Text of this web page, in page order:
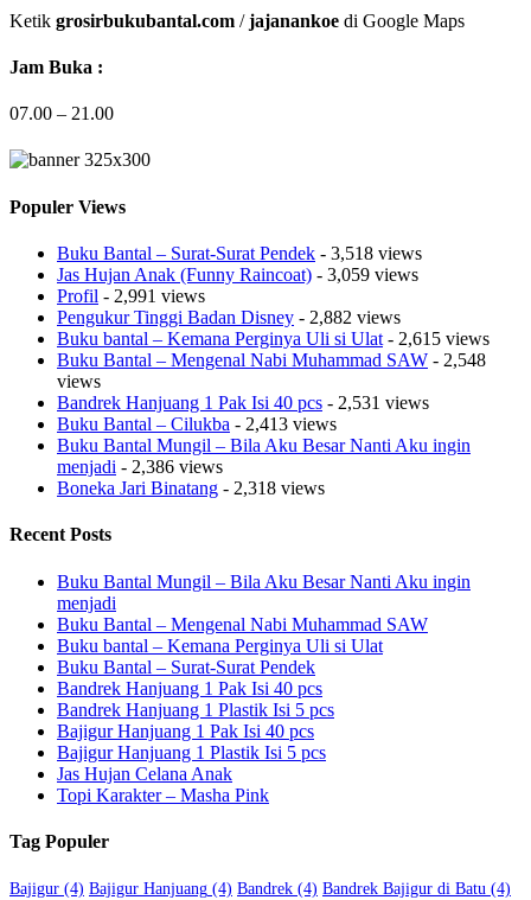
Ketik grosirbukubantal.com /jajanankoe di Google Maps
Jam Buka :
07.00 – 21.00
Populer Views
Buku Bantal – Surat-Surat Pendek - 3,518 views
Jas Hujan Anak (Funny Raincoat) - 3,059 views
Profil - 2,991 views
Pengukur Tinggi Badan Disney - 2,882 views
Buku bantal – Kemana Perginya Uli si Ulat - 2,615 views
Buku Bantal – Mengenal Nabi Muhammad SAW - 2,548
views
Bandrek Hanjuang 1 Pak Isi 40 pcs - 2,531 views
Buku Bantal – Cilukba - 2,413 views
Buku Bantal Mungil – Bila Aku Besar Nanti Aku ingin
menjadi - 2,386 views
Boneka Jari Binatang - 2,318 views
Recent Posts
Buku Bantal Mungil – Bila Aku Besar Nanti Aku ingin
menjadi
Buku Bantal – Mengenal Nabi Muhammad SAW
Buku bantal – Kemana Perginya Uli si Ulat
Buku Bantal – Surat-Surat Pendek
Bandrek Hanjuang 1 Pak Isi 40 pcs
Bandrek Hanjuang 1 Plastik Isi 5 pcs
Bajigur Hanjuang 1 Pak Isi 40 pcs
Bajigur Hanjuang 1 Plastik Isi 5 pcs
Jas Hujan Celana Anak
Topi Karakter – Masha Pink
Tag Populer
Bajigur (4) Bajigur Hanjuang (4) Bandrek (4) Bandrek Bajigur di Batu (4)